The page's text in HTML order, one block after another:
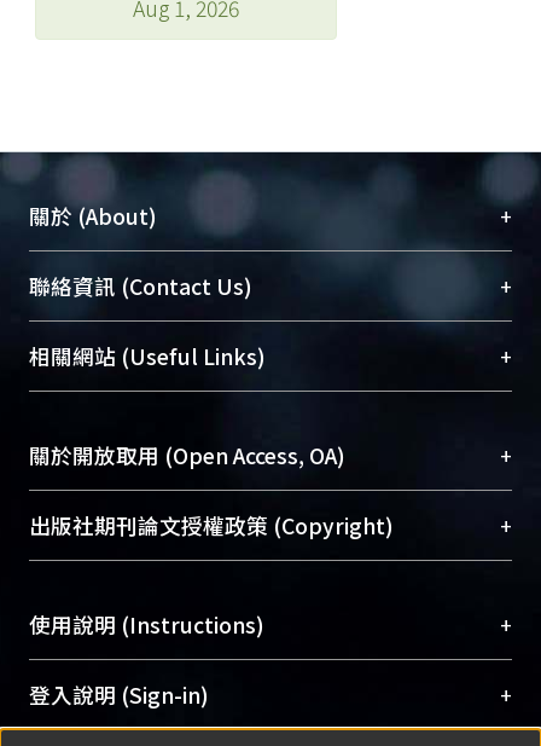
Aug 1, 2026
關於 (About) +
臺大位居世界頂尖大學之列，為永久珍藏及向國際
展現本校豐碩的研究成果及學術能量，圖書館整合
機構典藏（NTUR）與學術庫（AH）不同功能平
台，成為臺大學術典藏NTU scholars。期能整合研
成果。
To permanently archive and promote researcher
profiles and scholarly works, Library integrates the
services of “NTU Repository” with “Academic
聯絡資訊 (Contact Us) +
總館學科館員(Main Library)
醫學圖書館學科館員(Medical Library)
Sciences Library)
相關網站 (Useful Links) +
關於開放取用 (Open Access, OA) +
開放取用是從使用者角度提升資訊取用性的社會運
動，應用在學術研究上是透過將研究著作公開供使
用逐年攀升。同時可加速研究發展、提升研究影響
Archive）平台。 （點選深入了解OA）
出版社期刊論文授權政策 (Copyright) +
含部分內容的版權非匯入者所有，或由第三方贊
助與合作完成，請確認該版權所有者及第三方同
意提供此授權。
Please represent that the submission is your
使用說明 (Instructions) +
網站簡介(Quickstart Guide)
使用手冊(Instruction Manual)
登入說明 (Sign-in) +